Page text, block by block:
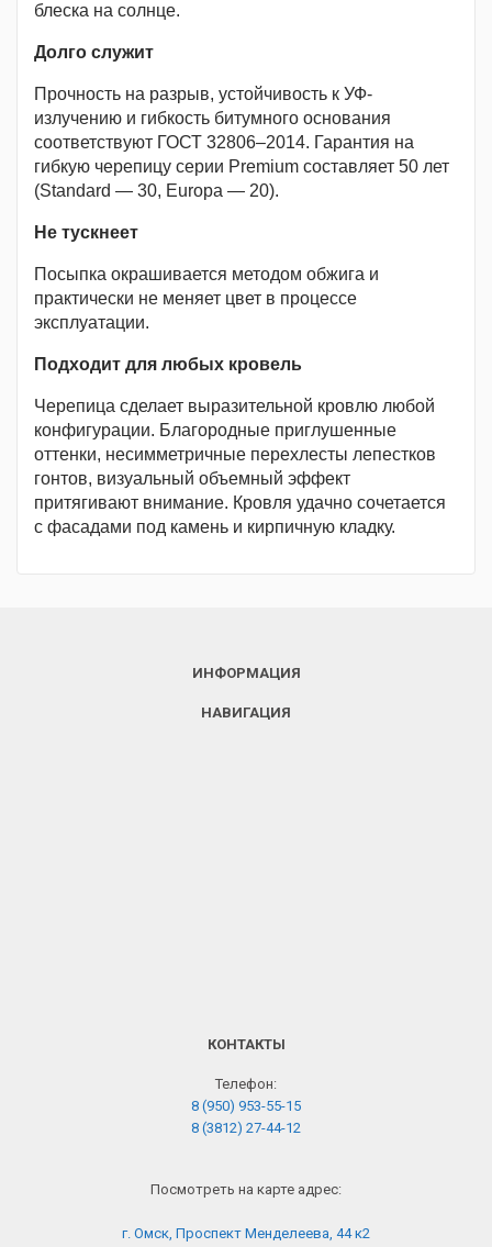
блеска на солнце.
Долго служит
Прочность на разрыв, устойчивость к УФ-
излучению и гибкость битумного основания
соответствуют ГОСТ 32806–2014. Гарантия на
гибкую черепицу серии Premium составляет 50 лет
(Standard — 30, Europa — 20).
Не тускнеет
Посыпка окрашивается методом обжига и
практически не меняет цвет в процессе
эксплуатации.
Подходит для любых кровель
Черепица сделает выразительной кровлю любой
конфигурации. Благородные приглушенные
оттенки, несимметричные перехлесты лепестков
гонтов, визуальный объемный эффект
притягивают внимание. Кровля удачно сочетается
с фасадами под камень и кирпичную кладку.
ИНФОРМАЦИЯ
НАВИГАЦИЯ
КОНТАКТЫ
Телефон:
8 (950) 953-55-15
8 (3812) 27-44-12
Посмотреть на карте адрес:
г. Омск, Проспект Менделеева, 44 к2